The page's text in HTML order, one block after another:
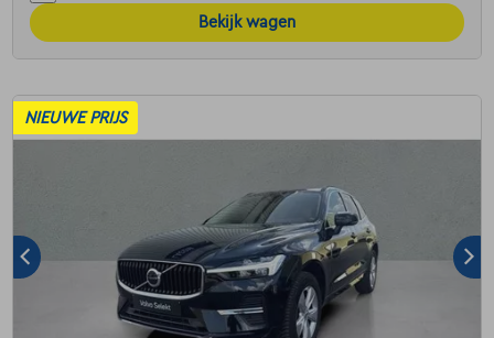
Bekijk wagen
NIEUWE PRIJS